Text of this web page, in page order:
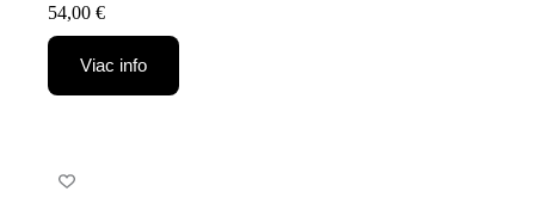
54,00 €
Viac info